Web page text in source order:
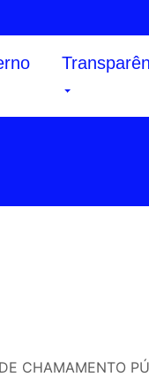
CHAMAMENTO